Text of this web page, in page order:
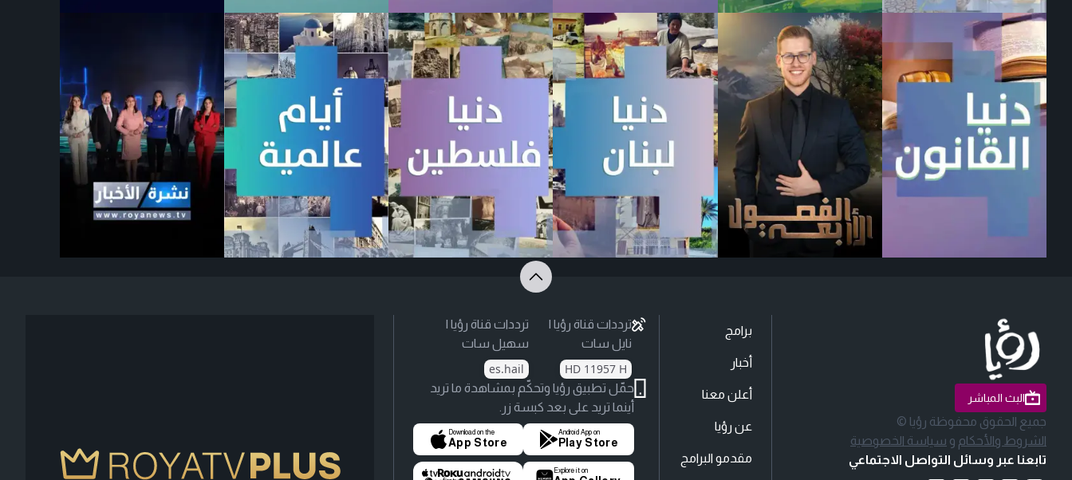
البث المباشر
جميع الحقوق محفوظة رؤيا ©
الشروط والأحكام و سياسة الخصوصية
تابعنا عبر وسائل التواصل الاجتماعي
برامج
أخبار
أعلن معنا
عن رؤيا
مقدمو البرامج
ترددات قناة رؤيا |
نايل سات
HD 11957 H
ترددات قناة رؤيا |
سهيل سات
es.hail
حمّل تطبيق رؤيا وتحكّم بمشاهدة ما تريد
أينما تريد على بعد كبسة زر.
Android App on
Play Store
Download on the
App Store
Explore it on